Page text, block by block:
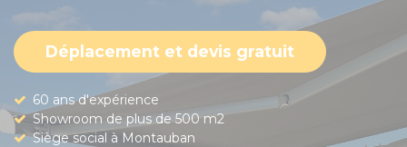
Déplacement et devis gratuit
60 ans d'expérience
Showroom de plus de 500 m2
Siège social à Montauban